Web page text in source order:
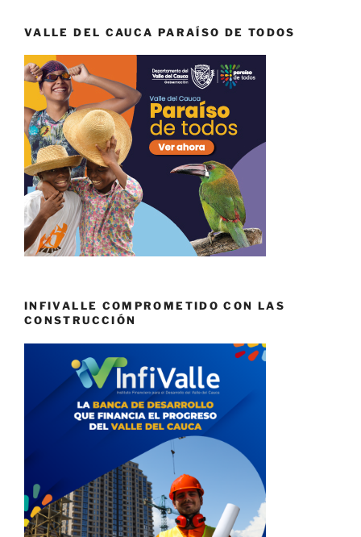
VALLE DEL CAUCA PARAÍSO DE TODOS
INFIVALLE COMPROMETIDO CON LAS
CONSTRUCCIÓN